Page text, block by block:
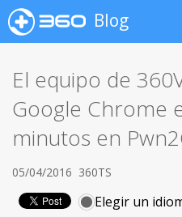
Blog
El equipo de
Google Chrome
minutos en
05/04/2016 360TS
Elegir un